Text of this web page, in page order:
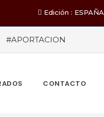
Edición : ESPAÑA
#APORTACION
Las cifras
CONTACTO